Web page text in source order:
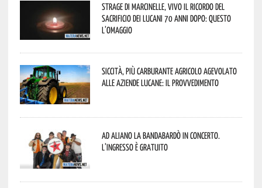
Strage di Marcinelle, vivo il ricordo del
sacrificio dei lucani 70 anni dopo: questo
l’omaggio
Siccità, più carburante agricolo agevolato
alle aziende lucane: il provvedimento
Ad Aliano la Bandabardò in concerto.
L’ingresso è gratuito